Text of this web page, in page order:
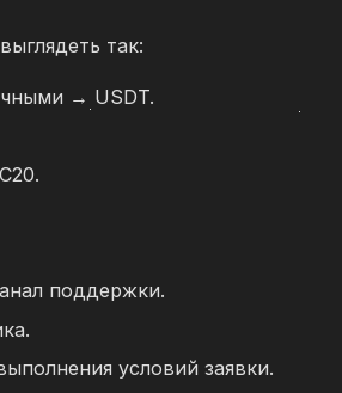
так:
→ USDT.
поддержки.
условий заявки.